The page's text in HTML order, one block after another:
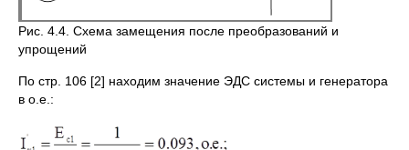
Рис. 4.4. Схема замещения после преобразований и
упрощений
По стр. 106 [2] находим значение ЭДС системы и генератора
в о.е.: